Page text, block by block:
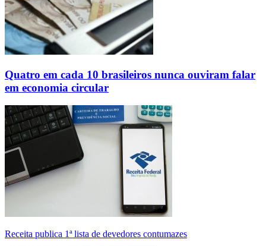
Quatro em cada 10 brasileiros nunca ouviram falar
em economia circular
Receita publica 1ª lista de devedores contumazes